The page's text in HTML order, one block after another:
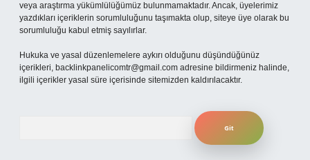
veya araştırma yükümlülüğümüz bulunmamaktadır. Ancak, üyelerimiz
yazdıkları içeriklerin sorumluluğunu taşımakta olup, siteye üye olarak bu
sorumluluğu kabul etmiş sayılırlar.
Hukuka ve yasal düzenlemelere aykırı olduğunu düşündüğünüz
içerikleri, backlinkpanelicomtr@gmail.com adresine bildirmeniz halinde,
ilgili içerikler yasal süre içerisinde sitemizden kaldırılacaktır.